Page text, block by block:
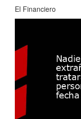
El Financiero